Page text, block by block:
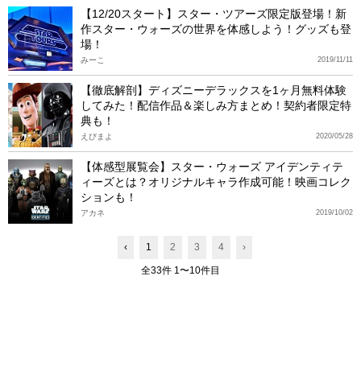
【12/20スタート】スター・ツアーズ限定版登場！新
作スター・ウォーズの世界を体感しよう！グッズも登
場！
2019/11/11
みーこ
【徹底解剖】ディズニーデラックスを1ヶ月無料体験
してみた！配信作品＆楽しみ方まとめ！契約者限定特
典も！
2020/05/28
えびまよ
【体感型展覧会】スター・ウォーズ アイデンティテ
ィーズとは？オリジナルキャラ作成可能！映画コレク
ションも！
2019/10/02
アカネ
‹ 1 2 3 4 ›
全33件 1〜10件目